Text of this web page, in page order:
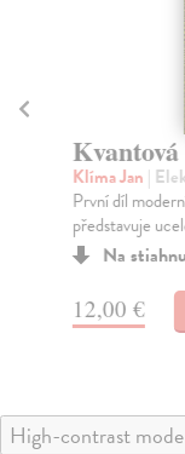
Klíma Jan |
První díl
představuje
Na
12,00 €
High-contrast mode